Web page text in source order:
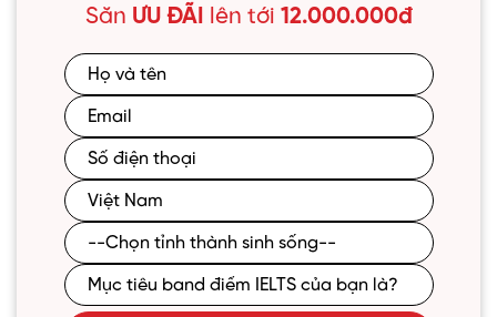
Săn ƯU ĐÃI lên tới 12.000.000đ